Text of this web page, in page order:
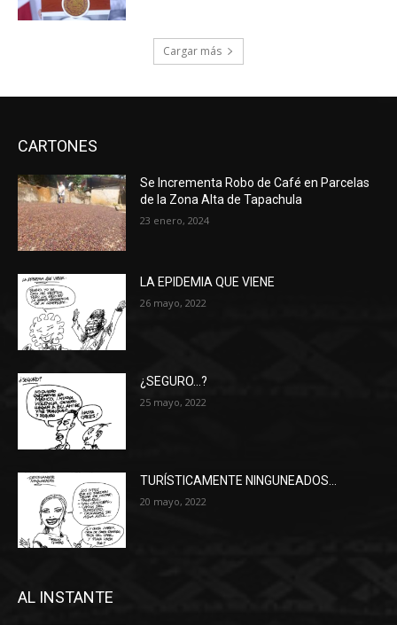
Cargar más
CARTONES
Se Incrementa Robo de Café en Parcelas
de la Zona Alta de Tapachula
23 enero, 2024
LA EPIDEMIA QUE VIENE
26 mayo, 2022
¿SEGURO…?
25 mayo, 2022
TURÍSTICAMENTE NINGUNEADOS…
20 mayo, 2022
AL INSTANTE